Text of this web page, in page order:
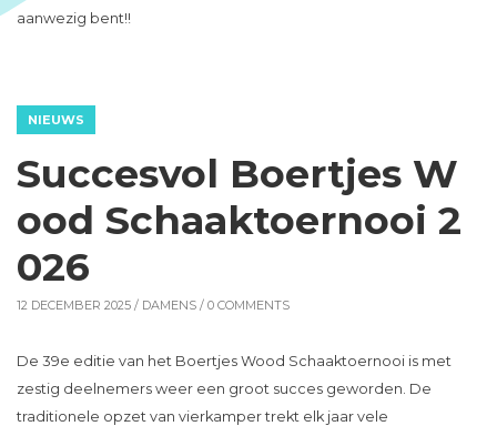
aanwezig bent!!
NIEUWS
Succesvol Boertjes W
ood Schaaktoernooi 2
026
12 DECEMBER 2025 / DAMENS / 0 COMMENTS
De 39e editie van het Boertjes Wood Schaaktoernooi is met
zestig deelnemers weer een groot succes geworden. De
traditionele opzet van vierkamper trekt elk jaar vele